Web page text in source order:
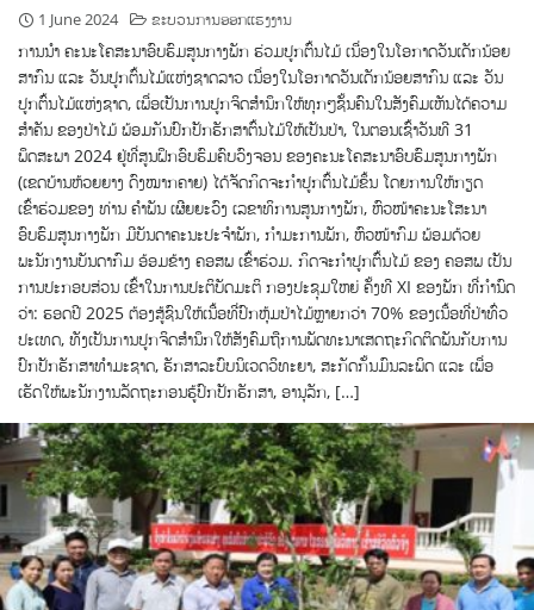
1 June 2024 ຂະບວນການອອກແຮງງານ
ການນໍາ ຄະນະໂຄສະນາອົບຮົມສູນກາງພັກ ຮ່ວມປູກຕົ້ນໄມ້ ເນື່ອງໃນໂອກາດວັນເດັກນ້ອຍ
ສາກົນ ແລະ ວັນປູກຕົ້ນໄມ້ແຫ່ງຊາດລາວ ເນື່ອງໃນໂອກາດວັນເດັກນ້ອຍສາກົນ ແລະ ວັນ
ປູກຕົ້ນໄມ້ແຫ່ງຊາດ, ເພື່ອເປັນການປູກຈິດສໍານຶກໃຫ້ທຸກໆຊັ້ນຄົນໃນສັງຄົມເຫັນໄດ້ຄວາມ
ສໍາຄັນ ຂອງປ່າໄມ້ ພ້ອມກັນປົກປັກຮັກສາຕົ້ນໄມ້ໃຫ້ເປັນປ່າ, ໃນຕອນເຊົ້າວັນທີ 31
ພຶດສະພາ 2024 ຢູ່ທີ່ສູນຝຶກອົບຮົມຄົບວົງຈອນ ຂອງຄະນະໂຄສະນາອົບຮົມສູນກາງພັກ
(ເຂດບ້ານຫ້ວຍຍາງ ດົງໝາກຄາຍ) ໄດ້ຈັດກິດຈະກໍາປູກຕົ້ນໄມ້ຂຶ້ນ ໂດຍການໃຫ້ກຽດ
ເຂົ້າຮ່ວມຂອງ ທ່ານ ຄຳພັນ ເຜີຍຍະວົງ ເລຂາທິການສູນກາງພັກ, ຫົວໜ້າຄະນະໂສະນາ
ອົບຮົມສູນກາງພັກ ມີບັນດາຄະນະປະຈຳພັກ, ກໍາມະການພັກ, ຫົວໜ້າກົມ ພ້ອມດ້ວຍ
ພະນັກງານບັນດາກົມ ອ້ອມຂ້າງ ຄອສພ ເຂົ້າຮ່ວມ. ກິດຈະກໍາປູກຕົ້ນໄມ້ ຂອງ ຄອສພ ເປັນ
ການປະກອບສ່ວນ ເຂົ້າໃນການປະຕິບັດມະຕິ ກອງປະຊຸມໃຫຍ່ ຄັ້ງທີ XI ຂອງພັກ ທີ່ກໍານົດ
ວ່າ: ຮອດປີ 2025 ຕ້ອງສູ້ຊົນໃຫ້ເນື້ອທີ່ປົກຫຸ້ມປ່າໄມ້ຫຼາຍກວ່າ 70% ຂອງເນື້ອທີ່ປ່າທົ່ວ
ປະເທດ, ທັງເປັນການປູກຈິດສໍານຶກໃຫ້ສັງຄົມຖືການພັດທະນາເສດຖະກິດຕິດພັນກັບການ
ປົກປັກຮັກສາທໍາມະຊາດ, ຮັກສາລະບົບນິເວດວິທະຍາ, ສະກັດກັ້ນມົນລະພິດ ແລະ ເພື່ອ
ເຮັດໃຫ້ພະນັກງານລັດຖະກອນຮູ້ປົກປັກຮັກສາ, ອານຸລັກ, […]